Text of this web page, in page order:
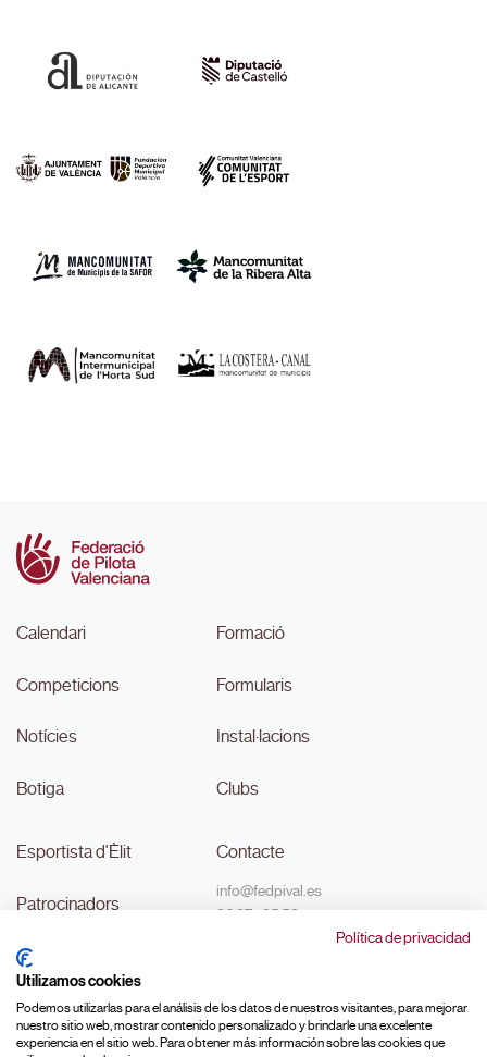
Política de privacidad
Utilizamos cookies
Podemos utilizarlas para el análisis de los datos de nuestros visitantes, para mejorar
nuestro sitio web, mostrar contenido personalizado y brindarle una excelente
experiencia en el sitio web. Para obtener más información sobre las cookies que
Calendari
Competicions
Notícies
Botiga
Formació
Formularis
Instal·lacions
Clubs
Esportista d'Èlit
Patrocinadors
Transparència
#MouLaPilota
Contacte
info@fedpival.es
96 374 95 58
C/Marqués de Sant Joan nº 32,